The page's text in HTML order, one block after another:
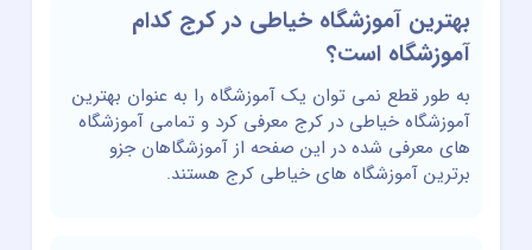
بهترین آموزشگاه خیاطی در کرج کدام
آموزشگاه است؟
به طور قطع نمی توان یک آموزشگاه را به عنوان بهترین
آموزشگاه خیاطی در کرج معرفی کرد و تمامی آموزشگاه
های معرفی شده در این صفحه از آموزشگاهان جزو
برترین آموزشگاه های خیاطی کرج هستند.